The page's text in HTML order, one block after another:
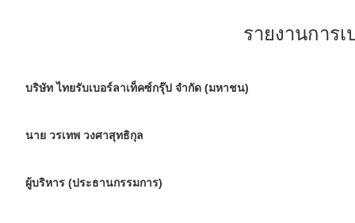
รายงานการ
บริษัท ไทยรับเบอร์ลาเท็คซ์กรุ๊ป จำกัด (มหาชน)
นาย วรเทพ วงศาสุทธิกุล
ผู้บริหาร (ประธานกรรมการ)